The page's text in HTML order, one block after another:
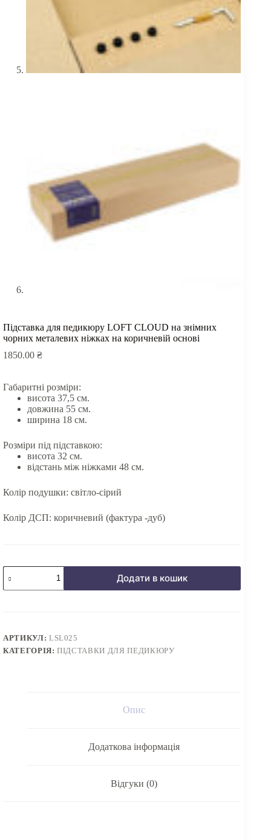
Підставка для педикюру LOFT СLOUD на знімних
чорних металевих ніжках на коричневій основі
1850.00 ₴
Габаритні розміри:
висота 37,5 см.
довжина 55 см.
ширина 18 см.
Розміри під підставкою:
висота 32 см.
відстань між ніжками 48 см.
Колір подушки: світло-сірий
Колір ДСП: коричневий (фактура -дуб)
Підставка
для
педикюру
чорних
металевих
Додати в кошик
АРТИКУЛ: LSL025
КАТЕГОРІЯ:ПІДСТАВКИ ДЛЯ ПЕДИКЮРУ
Опис
Додаткова інформація
Відгуки (0)